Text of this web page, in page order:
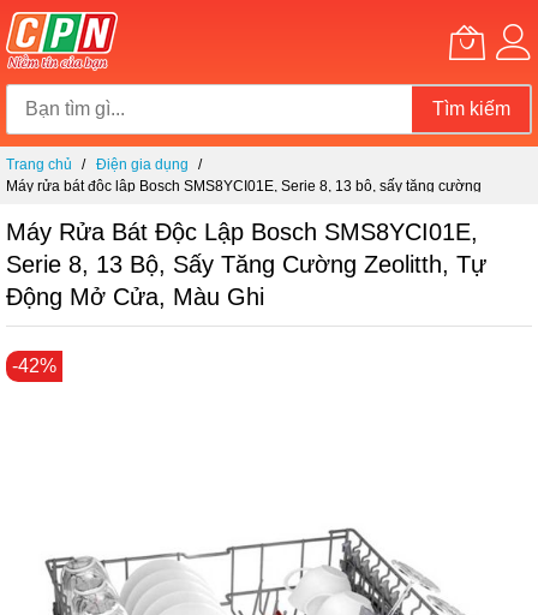
Tìm kiếm
Chuyển
đến
dung
Trang chủ
Điện gia dụng
Máy rửa bát độc lập Bosch SMS8YCI01E, Serie 8, 13 bộ, sấy tăng cường
Máy Rửa Bát Độc Lập Bosch SMS8YCI01E,
Serie 8, 13 Bộ, Sấy Tăng Cường Zeolitth, Tự
Động Mở Cửa, Màu Ghi
Chuyển
đến
-42%